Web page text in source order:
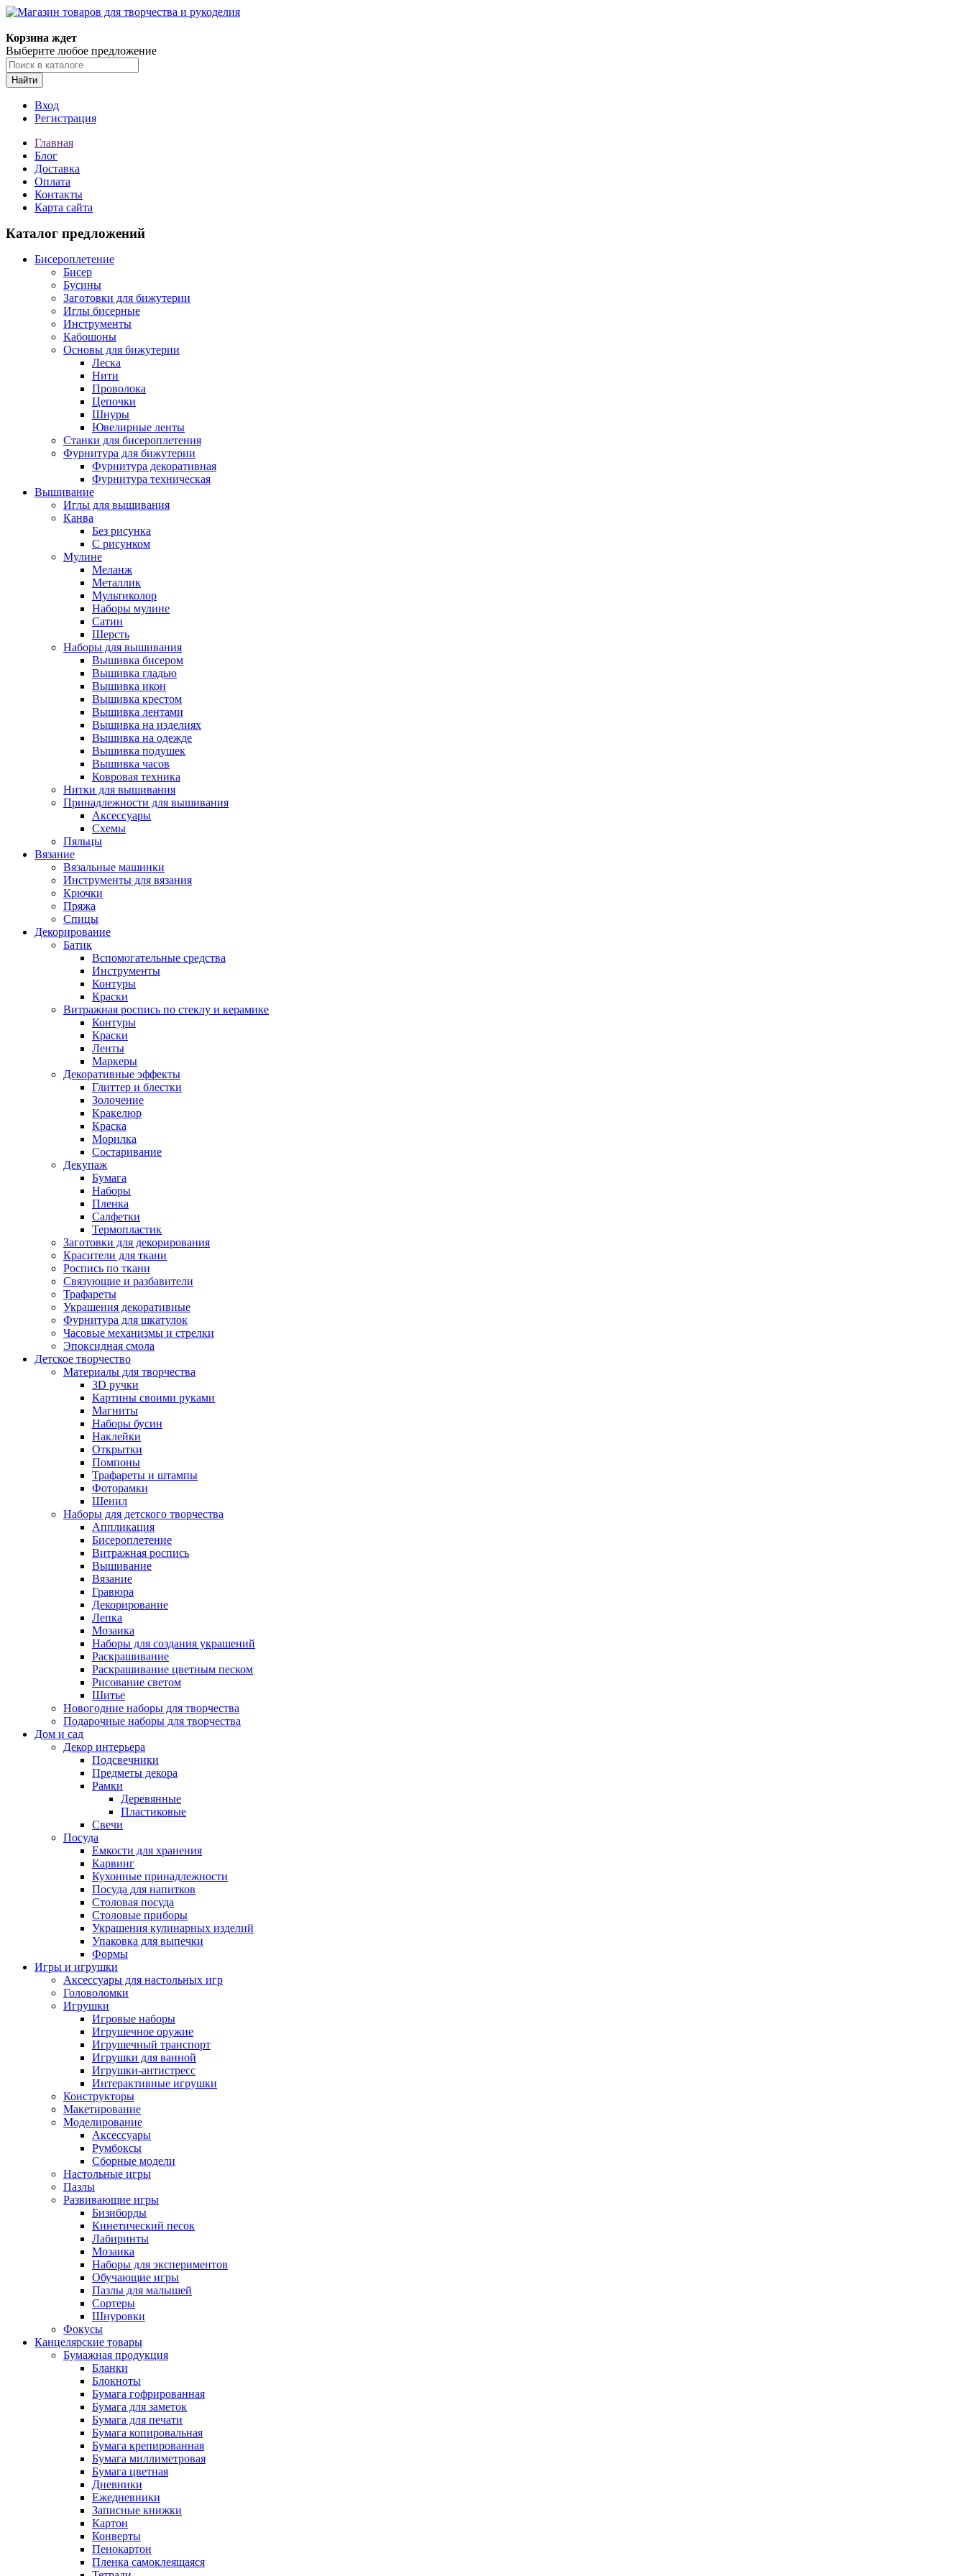
Корзина ждет
Выберите любое предложение
Найти
Вход
Регистрация
Главная
Блог
Доставка
Оплата
Контакты
Карта сайта
Каталог предложений
Бисероплетение
Бисер
Бусины
Заготовки для бижутерии
Иглы бисерные
Инструменты
Кабошоны
Основы для бижутерии
Леска
Нити
Проволока
Цепочки
Шнуры
Ювелирные ленты
Станки для бисероплетения
Фурнитура для бижутерии
Фурнитура декоративная
Фурнитура техническая
Вышивание
Иглы для вышивания
Канва
Без рисунка
С рисунком
Мулине
Меланж
Металлик
Мультиколор
Наборы мулине
Сатин
Шерсть
Наборы для вышивания
Вышивка бисером
Вышивка гладью
Вышивка икон
Вышивка крестом
Вышивка лентами
Вышивка на изделиях
Вышивка на одежде
Вышивка подушек
Вышивка часов
Ковровая техника
Нитки для вышивания
Принадлежности для вышивания
Аксессуары
Схемы
Пяльцы
Вязание
Вязальные машинки
Инструменты для вязания
Крючки
Пряжа
Спицы
Декорирование
Батик
Вспомогательные средства
Инструменты
Контуры
Краски
Витражная роспись по стеклу и керамике
Контуры
Краски
Ленты
Маркеры
Декоративные эффекты
Глиттер и блестки
Золочение
Кракелюр
Краска
Морилка
Состаривание
Декупаж
Бумага
Наборы
Пленка
Салфетки
Термопластик
Заготовки для декорирования
Красители для ткани
Роспись по ткани
Связующие и разбавители
Трафареты
Украшения декоративные
Фурнитура для шкатулок
Часовые механизмы и стрелки
Эпоксидная смола
Детское творчество
Материалы для творчества
3D ручки
Картины своими руками
Магниты
Наборы бусин
Наклейки
Открытки
Помпоны
Трафареты и штампы
Фоторамки
Шенил
Наборы для детского творчества
Аппликация
Бисероплетение
Витражная роспись
Вышивание
Вязание
Гравюра
Декорирование
Лепка
Мозаика
Наборы для создания украшений
Раскрашивание
Раскрашивание цветным песком
Рисование светом
Шитье
Новогодние наборы для творчества
Подарочные наборы для творчества
Дом и сад
Декор интерьера
Подсвечники
Предметы декора
Рамки
Деревянные
Пластиковые
Свечи
Посуда
Емкости для хранения
Карвинг
Кухонные принадлежности
Посуда для напитков
Столовая посуда
Столовые приборы
Украшения кулинарных изделий
Упаковка для выпечки
Формы
Игры и игрушки
Аксессуары для настольных игр
Головоломки
Игрушки
Игровые наборы
Игрушечное оружие
Игрушечный транспорт
Игрушки для ванной
Игрушки-антистресс
Интерактивные игрушки
Конструкторы
Макетирование
Моделирование
Аксессуары
Румбоксы
Сборные модели
Настольные игры
Пазлы
Развивающие игры
Бизиборды
Кинетический песок
Лабиринты
Мозаика
Наборы для экспериментов
Обучающие игры
Пазлы для малышей
Сортеры
Шнуровки
Фокусы
Канцелярские товары
Бумажная продукция
Бланки
Блокноты
Бумага гофрированная
Бумага для заметок
Бумага для печати
Бумага копировальная
Бумага крепированная
Бумага миллиметровая
Бумага цветная
Дневники
Ежедневники
Записные книжки
Картон
Конверты
Пенокартон
Пленка самоклеящаяся